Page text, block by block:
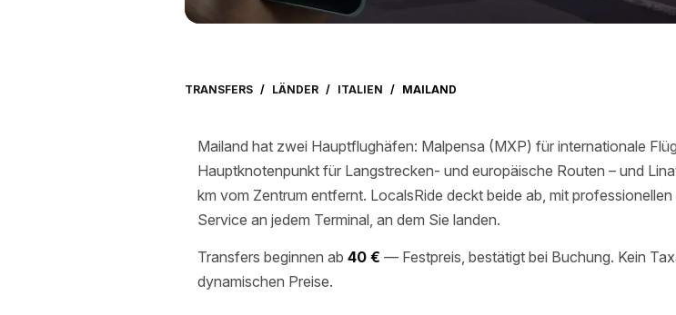
TRANSFERS / LÄNDER / ITALIEN / MAILAND
Mailand hat zwei Hauptflughäfen: Malpensa (MXP) für internationale
Hauptknotenpunkt für Langstrecken- und europäische Routen – und
km vom Zentrum entfernt. LocalsRide deckt beide ab, mit
Service an jedem Terminal, an dem Sie landen.
Transfers beginnen ab 40 € — Festpreis, bestätigt bei Buchung. Kein
dynamischen Preise.